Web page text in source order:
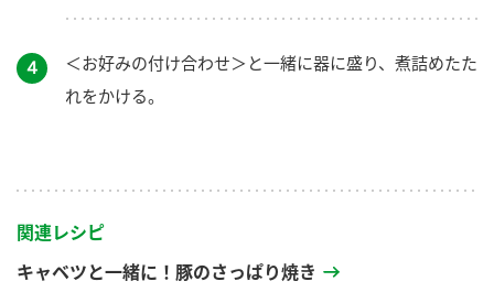
４
＜お好みの付け合わせ＞と一緒に器に盛り、煮詰めたた
れをかける。
関連レシピ
キャベツと一緒に！豚のさっぱり焼き